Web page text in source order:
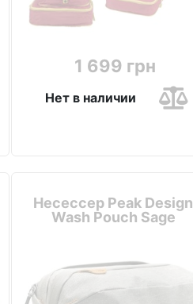
1 699 грн
Нет в наличии
Несессер Peak Design
Wash Pouch Sage